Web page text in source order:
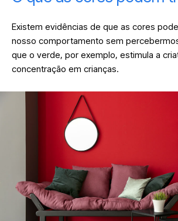
Existem evidências de que as cores
nosso comportamento sem
que o verde, por exemplo, estimula a
concentração em crianças.